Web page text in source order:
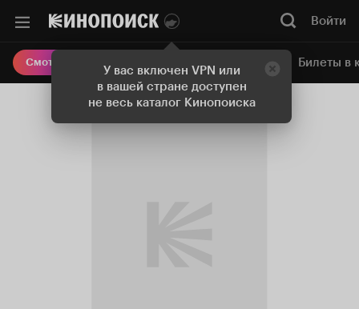
У вас включен VPN или
в вашей стране доступен
не весь каталог Кинопоиска
Войти
Смотреть кино Онлайн-кинотеатр Билеты в